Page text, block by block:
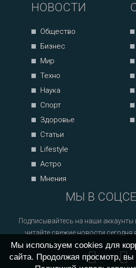
НОВОСТИ
Общество
Бизнес
Мир
Техно
Наука
Спорт
Здоровье
Статьи
Lifestyle
Астро
Мнения
МЫ В
Подписывайтесь на наши аккаунты
читайте свежие новости
Мы используем cookies для
сайта. Продолжая просмотр, вы